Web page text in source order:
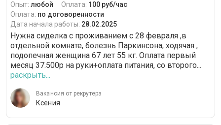
Опыт: любой Оплата: 100 руб/час
Оплата: по договоренности
Дата начала работы: 28.02.2025
Нужна сиделка с проживанием с 28 февраля ,в
отдельной комнате, болезнь Паркинсона, ходячая ,
подопечная женщина 67 лет 55 кг. Оплата первый
месяц 37.500р на руки+оплата питания, со второго...
раскрыть...
Вакансия от рекрутера
Ксения